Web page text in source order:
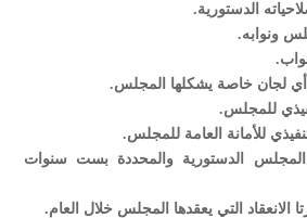
الدستورية.
ونوابه.
أي لجان خاصة يشكلها المجلس.
للمجلس.
للأمانة العامة للمجلس.
الدستورية والمحددة بست سنوات
الانعقاد التي يعقدها المجلس خلال العام.